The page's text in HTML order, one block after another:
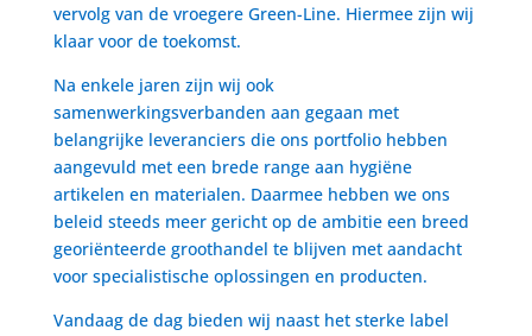
vervolg van de vroegere Green-Line. Hiermee zijn wij
klaar voor de toekomst.
Na enkele jaren zijn wij ook
samenwerkingsverbanden aan gegaan met
belangrijke leveranciers die ons portfolio hebben
aangevuld met een brede range aan hygiëne
artikelen en materialen. Daarmee hebben we ons
beleid steeds meer gericht op de ambitie een breed
georiënteerde groothandel te blijven met aandacht
voor specialistische oplossingen en producten.
Vandaag de dag bieden wij naast het sterke label